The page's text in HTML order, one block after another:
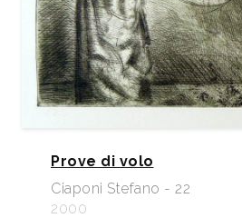
Prove di volo
Ciaponi Stefano - 22
2000